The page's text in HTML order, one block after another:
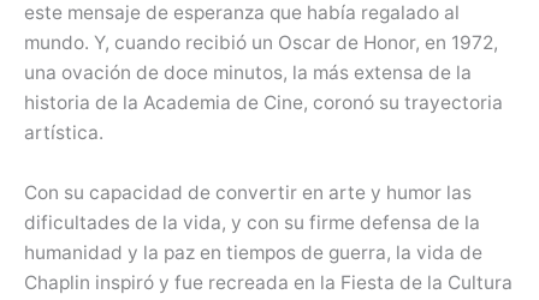
este mensaje de esperanza que había regalado al
mundo. Y, cuando recibió un Oscar de Honor, en 1972,
una ovación de doce minutos, la más extensa de la
historia de la Academia de Cine, coronó su trayectoria
artística.
Con su capacidad de convertir en arte y humor las
dificultades de la vida, y con su firme defensa de la
humanidad y la paz en tiempos de guerra, la vida de
Chaplin inspiró y fue recreada en la Fiesta de la Cultura